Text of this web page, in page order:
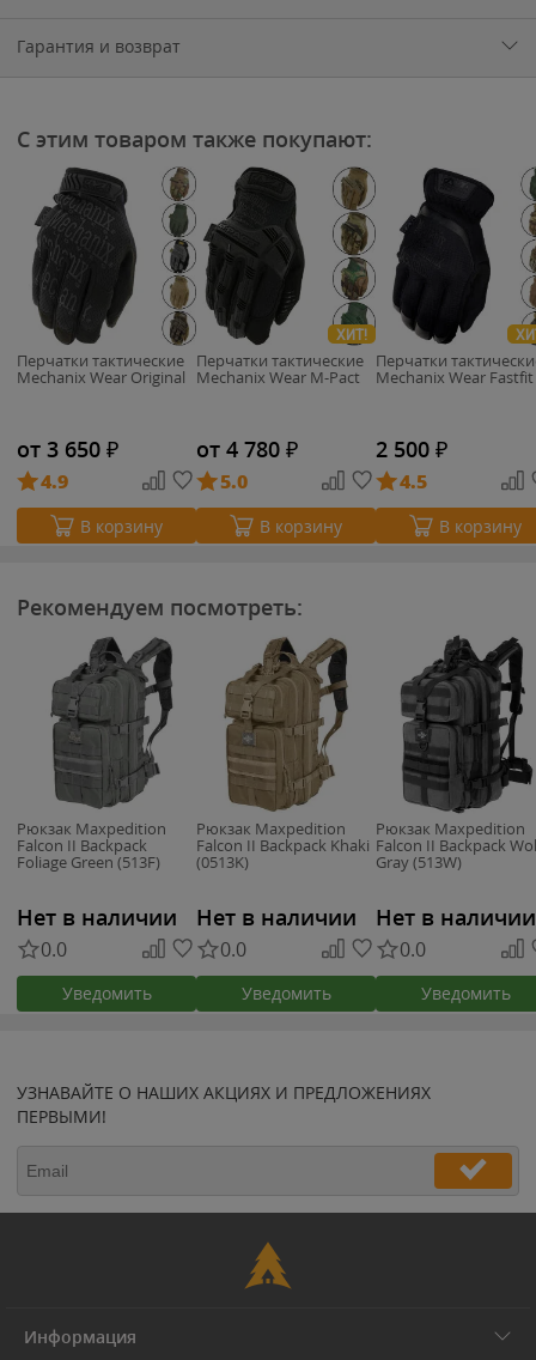
Гарантия и возврат
С этим товаром также покупают:
Перчатки тактические
Mechanix Wear Original
от 3 650 ₽
4.9
В корзину
ХИТ!
Перчатки тактические
Mechanix Wear M-Pact
от 4 780 ₽
5.0
В корзину
Перчатки
Mechanix Wear Fastfit
2 500 ₽
4.5
В корзину
Рекомендуем посмотреть:
Рюкзак Maxpedition
Falcon II Backpack
Foliage Green (513F)
Нет в наличии
0.0
Уведомить
Рюкзак Maxpedition
Falcon II Backpack Khaki
(0513K)
Нет в наличии
0.0
Уведомить
Рюкзак Maxpedition
Falcon II Backpack
Gray (513W)
Нет в наличии
0.0
Уведомить
УЗНАВАЙТЕ О НАШИХ АКЦИЯХ И ПРЕДЛОЖЕНИЯХ
ПЕРВЫМИ!
Информация